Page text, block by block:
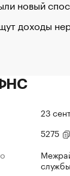
новый
доходы
23
5275